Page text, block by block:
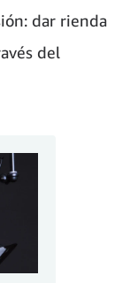
dar rienda
del